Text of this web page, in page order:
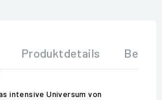
Produktdetails
intensive Universum von